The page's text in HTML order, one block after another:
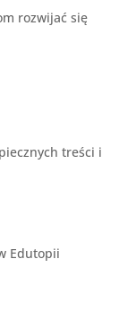
rozwijać się
treści i
Edutopii